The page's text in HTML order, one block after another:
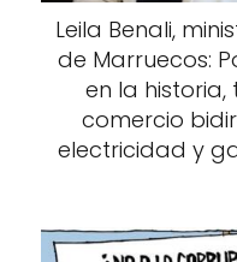
Leila Benali,
de Marruecos:
en la historia,
comercio
electricidad y